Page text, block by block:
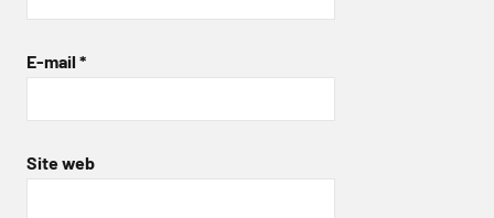
E-mail *
Site web